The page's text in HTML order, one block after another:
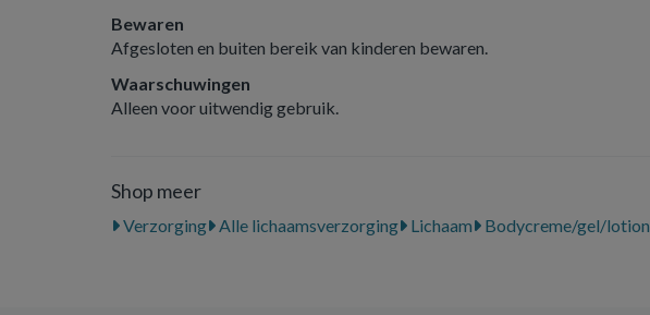
Bewaren
Afgesloten en buiten bereik van kinderen bewaren.
Waarschuwingen
Alleen voor uitwendig gebruik.
Shop meer
Verzorging Alle lichaamsverzorging Lichaam Bodycreme/gel/lotion